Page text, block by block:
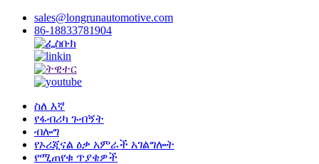
sales@longrunautomotive.com
86-18833781904
ስለ እኛ
የፋብሪካ ጉብኝት
ብሎግ
የኦሪጂናል ዕቃ አምራች አገልግሎት
የሚጠየቁ ጥያቄዎች